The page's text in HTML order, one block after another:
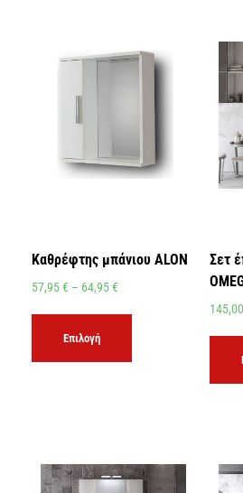
Καθρέφτης μπάνιου ALON
57,95€ – 64,95€
Επιλογή
Σετ
145,00